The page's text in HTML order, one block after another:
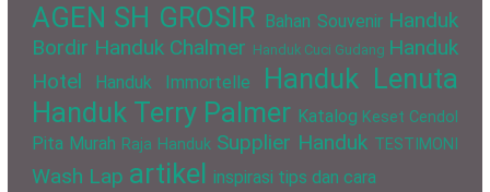
AGEN SH GROSIR Bahan Souvenir Handuk
Bordir Handuk Chalmer Handuk Cuci Gudang Handuk
Hotel
Handuk Immortelle
Handuk Lenuta
Handuk Terry Palmer Katalog Keset Cendol
Pita Murah Raja Handuk Supplier Handuk TESTIMONI
Wash Lap artikel inspirasi tips dan cara